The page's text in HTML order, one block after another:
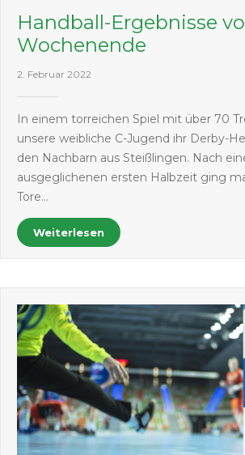
Handball-Ergebnisse
Wochenende
2. Februar 2022
In einem torreichen Spiel mit über 70
unsere weibliche C-Jugend ihr Derby-
den Nachbarn aus Steißlingen. Nach
ausgeglichenen ersten Halbzeit ging
Tore…
Weiterlesen